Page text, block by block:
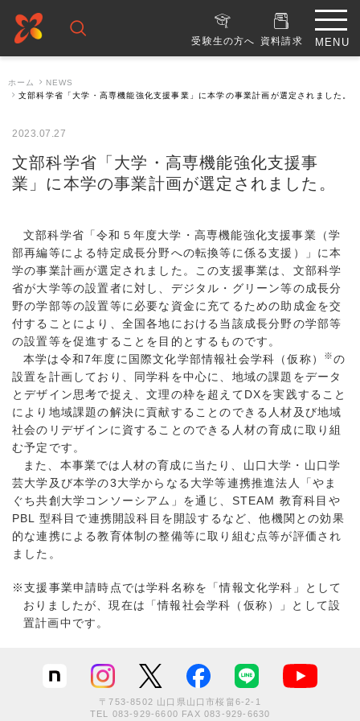
受験生の方へ 資料請求
ホーム
NEWS
文部科学省「大学・高専機能強化支援事業」に本学の事業計画が選定されました。
2023.07.27
文部科学省「大学・高専機能強化支援事
業」に本学の事業計画が選定されました。
文部科学省「令和５年度大学・高専機能強化支援事業（学
部再編等による特定成長分野への転換等に係る支援）」に本
学の事業計画が選定されました。この支援事業は、文部科学
省が大学等の設置者に対し、デジタル・グリーン等の成長分
野の学部等の設置等に必要な資金に充てるための助成金を交
付することにより、全国各地における当該成長分野の学部等
の設置等を促進することを目的とするものです。
本学は令和7年度に国際文化学部情報社会学科（仮称）
※の
設置を計画しており、同学科を中心に、地域の課題をデータ
とデザイン思考で捉え、文理の枠を超えてDXを実践すること
により地域課題の解決に貢献することのできる人材及び地域
社会のリデザインに資することのできる人材の育成に取り組
む予定です。
また、本事業では人材の育成に当たり、山口大学・山口学
芸大学及び本学の3大学からなる大学等連携推進法人「やま
ぐち共創大学コンソーシアム」を通じ、STEAM 教育科目や
PBL 型科目で連携開設科目を開設するなど、他機関との効果
的な連携による教育体制の整備等に取り組む点等が評価され
ました。
※支援事業申請時点では学科名称を「情報文化学科」として
おりましたが、現在は「情報社会学科（仮称）」として設
置計画中です。
〒753-8502 山口県山口市桜畠6-2-1
TEL 083-929-6600 FAX 083-929-6630